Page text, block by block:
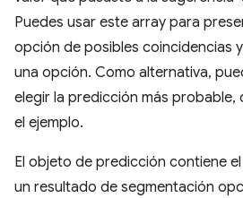
Puedes usar este array para
opción de posibles coincidencias
una opción. Como alternativa,
elegir la predicción más probable,
el ejemplo.
El objeto de predicción contiene
un resultado de segmentación